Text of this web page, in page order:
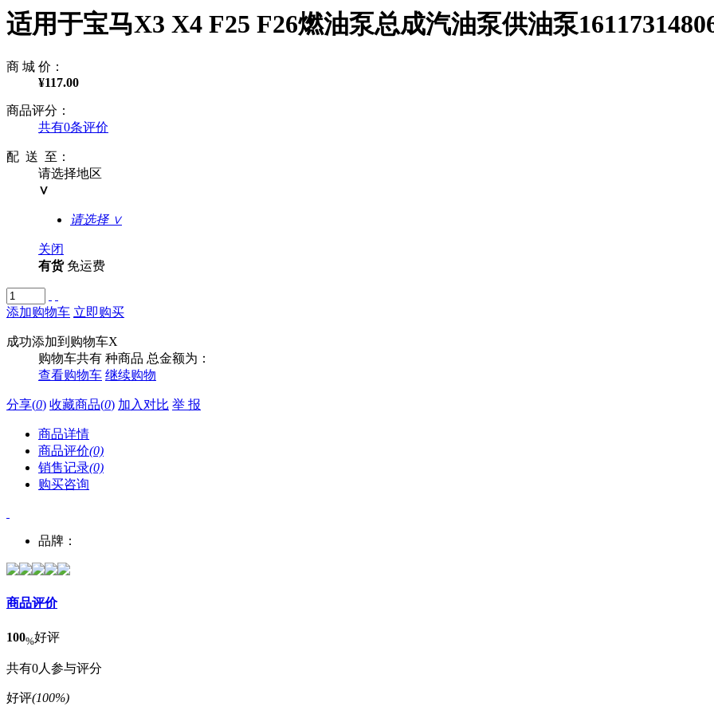
适用于宝马X3 X4 F25 F26燃油泵总成汽油泵供油泵
商 城 价：
¥117.00
商品评分：
共有0条评价
配 送 至：
请选择地区
∨
请选择∨
关闭
有货免运费
添加购物车 立即购买
成功添加到购物车X
购物车共有 种商品 总金额为：
查看购物车 继续购物
分享(0) 收藏商品(0) 加入对比 举 报
商品详情
商品评价(0)
销售记录(0)
购买咨询
品牌：
商品评价
100%好评
共有0人参与评分
好评(100%)